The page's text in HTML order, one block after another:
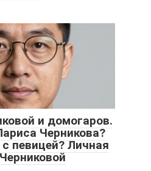
и домогаров.
Черникова?
певицей? Личная